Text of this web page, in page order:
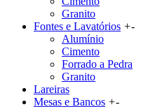
Granito
Fontes e Lavatórios +-
Alumínio
Cimento
Forrado a Pedra
Granito
Lareiras
Mesas e Bancos +-